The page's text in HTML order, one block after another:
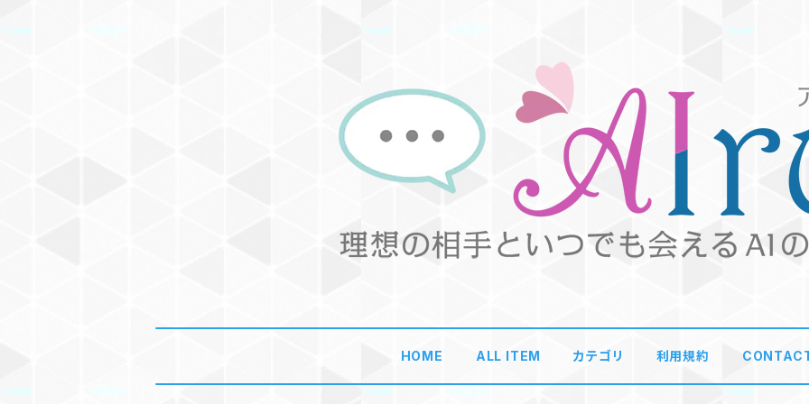
HOME ALL ITEM カテゴリ 利用規約